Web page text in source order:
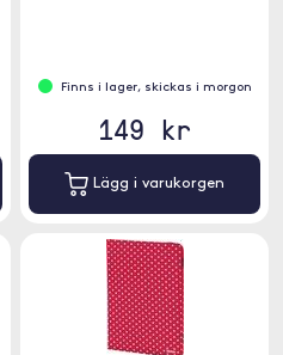
Finns i lager, skickas i morgon
149 kr
Lägg i varukorgen